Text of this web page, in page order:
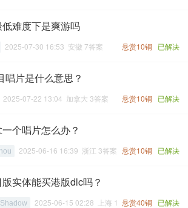
难度下是爽游吗
悬赏10铜 已解决
2025-07-30 16:53 安徽 7答案
唱片是什么意思？
悬赏10铜 已解决
2025-07-22 13:04 加拿大 3答案
个唱片怎么办？
悬赏10铜 已解决
2025-06-16 16:39 浙江 3答案
实体能买港版dlc吗？
悬赏40铜 已解决
2025-06-15 02:28 上海 1